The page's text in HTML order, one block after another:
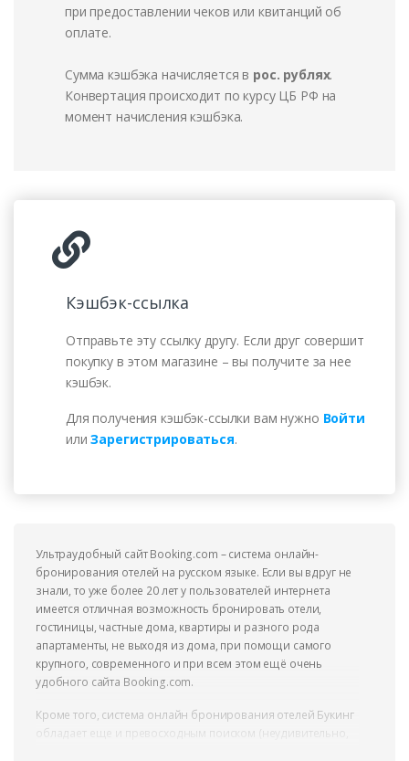
при предоставлении чеков или квитанций об
оплате.
Сумма кэшбэка начисляется в рос. рублях.
Конвертация происходит по курсу ЦБ РФ на
момент начисления кэшбэка.
Кэшбэк-ссылка
Отправьте эту ссылку другу. Если друг совершит
покупку в этом магазине – вы получите за нее
кэшбэк.
Для получения кэшбэк-ссылки вам нужно Войти
илиЗарегистрироваться.
Ультраудобный сайт Booking.com – система онлайн-
бронирования отелей на русском языке. Если вы вдруг не
знали, то уже более 20 лет у пользователей интернета
имеется отличная возможность бронировать отели,
гостиницы, частные дома, квартиры и разного рода
апартаменты, не выходя из дома, при помощи самого
крупного, современного и при всем этом ещё очень
удобного сайта Booking.com.
Кроме того, система онлайн бронирования отелей Букинг
обладает еще и превосходным поиском (неудивительно,